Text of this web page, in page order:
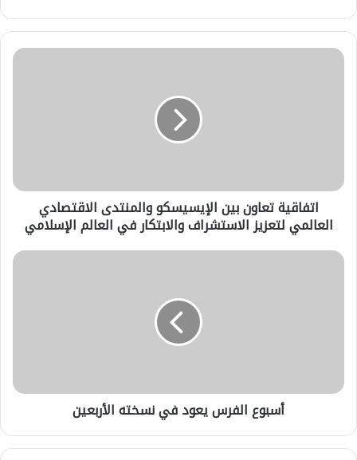
اتفاقية
الاستشراف
والابتكار
في
الإسلامي
اتفاقية تعاون بين الإيسيسكو والمنتدى الاقتصادي
العالمي لتعزيز الاستشراف والابتكار في العالم الإسلامي
أسبوع
أسبوع الفرس يعود في نسخته الأربعين